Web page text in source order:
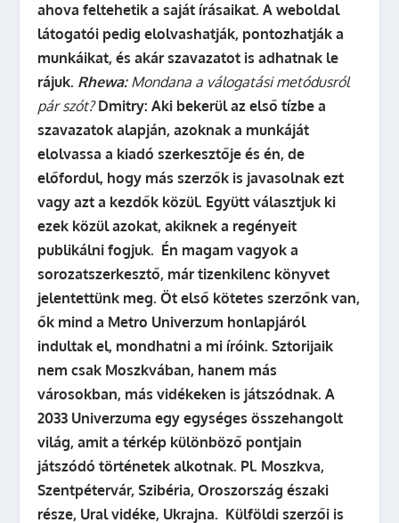
ahova feltehetik a saját írásaikat. A weboldal
látogatói pedig elolvashatják, pontozhatják a
munkáikat, és akár szavazatot is adhatnak le
rájuk. Rhewa:Mondana a válogatási metódusról
pár szót? Dmitry: Aki bekerül az első tízbe a
szavazatok alapján, azoknak a munkáját
elolvassa a kiadó szerkesztője és én, de
előfordul, hogy más szerzők is javasolnak ezt
vagy azt a kezdők közül. Együtt választjuk ki
ezek közül azokat, akiknek a regényeit
publikálni fogjuk. Én magam vagyok a
sorozatszerkesztő, már tizenkilenc könyvet
jelentettünk meg. Öt első kötetes szerzőnk van,
ők mind a Metro Univerzum honlapjáról
indultak el, mondhatni a mi íróink. Sztorijaik
nem csak Moszkvában, hanem más
városokban, más vidékeken is játszódnak. A
2033 Univerzuma egy egységes összehangolt
világ, amit a térkép különböző pontjain
játszódó történetek alkotnak. Pl. Moszkva,
Szentpétervár, Szibéria, Oroszország északi
része, Ural vidéke, Ukrajna. Külföldi szerzői is